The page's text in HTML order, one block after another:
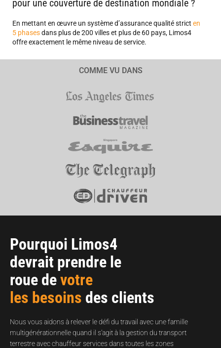
pour une couverture de destination mondiale ?
En mettant en œuvre un système d’assurance qualité strict en
5 phasesdans plus de 200 villes et plus de 60 pays, Limos4
offre exactement le même niveau de service.
COMME VU DANS
Pourquoi Limos4
devrait prendre le
roue devotre
les besoins des clients
Nous vous aidons à relever le défi du travail avec une famille
multigénérationnelle quand il s’agit à la gestion du transport
terrestre avec chauffeur services dans toutes les zones